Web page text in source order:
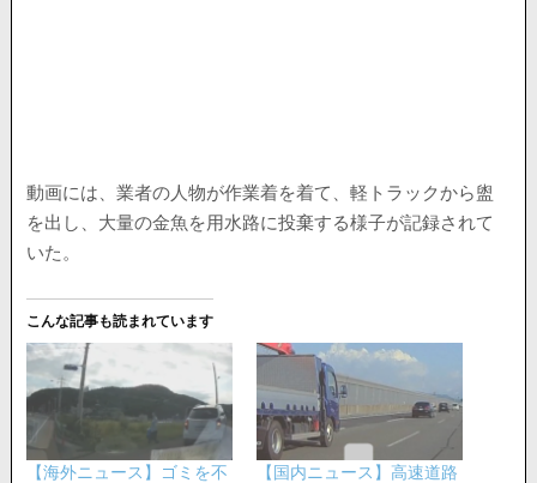
動画には、業者の人物が作業着を着て、軽トラックから盥
を出し、大量の金魚を用水路に投棄する様子が記録されて
いた。
こんな記事も読まれています
【海外ニュース】ゴミを不
【国内ニュース】高速道路